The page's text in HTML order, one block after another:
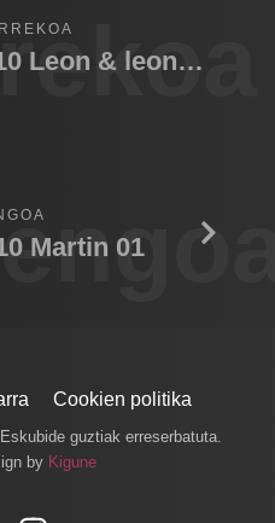
Zambia 2025-10 Leon & leona pelea
Martin 01
Cookien politika
guztiak erreserbatuta.
by Kigune